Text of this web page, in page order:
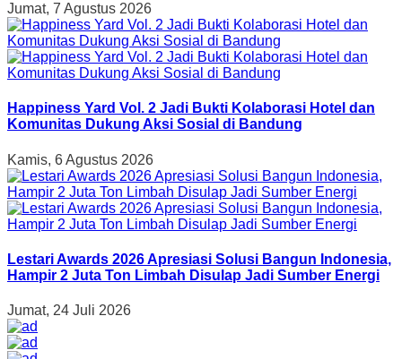
Jumat, 7 Agustus 2026
Happiness Yard Vol. 2 Jadi Bukti Kolaborasi Hotel dan
Komunitas Dukung Aksi Sosial di Bandung
Kamis, 6 Agustus 2026
Lestari Awards 2026 Apresiasi Solusi Bangun Indonesia,
Hampir 2 Juta Ton Limbah Disulap Jadi Sumber Energi
Jumat, 24 Juli 2026